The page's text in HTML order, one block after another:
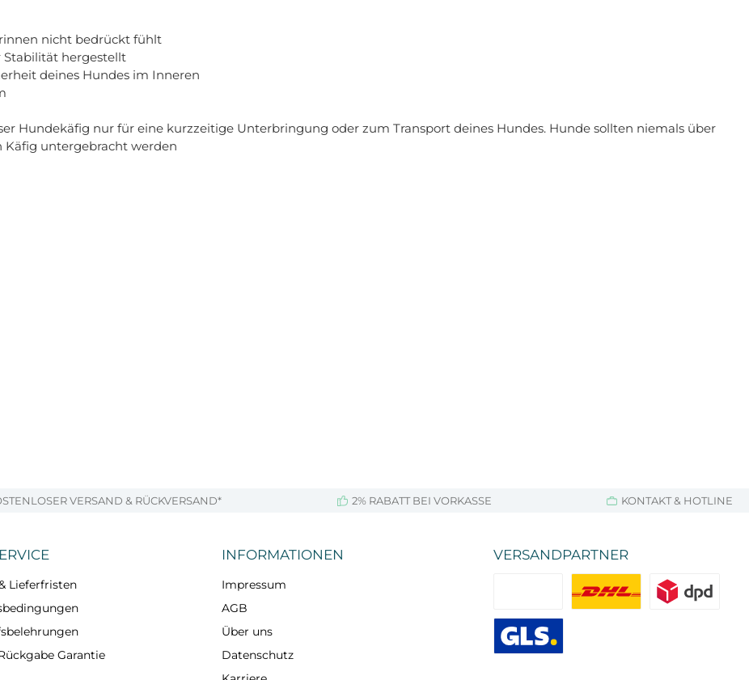
nicht bedrückt fühlt
Stabilität hergestellt
deines Hundes im Inneren
Hundekäfig nur für eine kurzzeitige Unterbringung oder zum Transport deines Hundes. Hunde sollten niemals über
Käfig untergebracht werden
VERSAND & RÜCKVERSAND* 2% RABATT BEI VORKASSE KONTAKT & HOTLINE
Lieferfristen
Garantie
INFORMATIONEN
Impressum
AGB
Über uns
Datenschutz
VERSANDPARTNER
Standard